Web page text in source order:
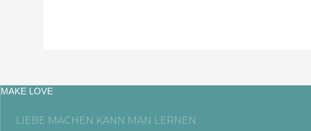
MAKE LOVE
LIEBE MACHEN KANN MAN LERNEN